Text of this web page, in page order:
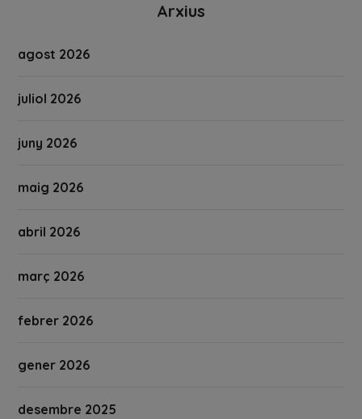
Arxius
agost 2026
juliol 2026
juny 2026
maig 2026
abril 2026
març 2026
febrer 2026
gener 2026
desembre 2025